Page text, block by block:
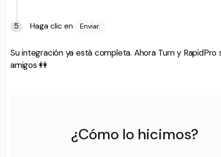
Haga clic en Enviar.
Su integración ya está completa. Ahora Turn y RapidPro
amigos 👭
¿Cómo lo hicimos?